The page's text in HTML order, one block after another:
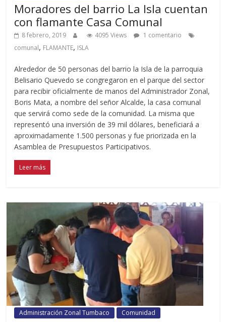
Moradores del barrio La Isla cuentan
con flamante Casa Comunal
8 febrero, 2019 4095 Views
1 comentario
comunal, FLAMANTE, ISLA
Alrededor de 50 personas del barrio la Isla de la parroquia
Belisario Quevedo se congregaron en el parque del sector
para recibir oficialmente de manos del Administrador Zonal,
Boris Mata, a nombre del señor Alcalde, la casa comunal
que servirá como sede de la comunidad. La misma que
representó una inversión de 39 mil dólares, beneficiará a
aproximadamente 1.500 personas y fue priorizada en la
Asamblea de Presupuestos Participativos.
Leer más
Administración Zonal Tumbaco Comunidad